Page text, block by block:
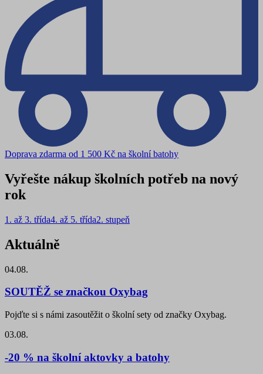
Doprava zdarma od 1 500 Kč na školní batohy
Vyřešte nákup školních potřeb na nový
rok
1. až 3. třída4. až 5. třída2. stupeň
Aktuálně
04.08.
SOUTĚŽ se značkou Oxybag
Pojďte si s námi zasoutěžit o školní sety od značky Oxybag.
03.08.
-20 % na školní aktovky a batohy